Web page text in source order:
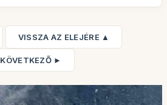
VISSZA AZ ELEJÉRE ▲
KÖVETKEZŐ ►